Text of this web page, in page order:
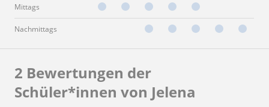
Mittags
Nachmittags
2 Bewertungen der
Schüler*innen von Jelena